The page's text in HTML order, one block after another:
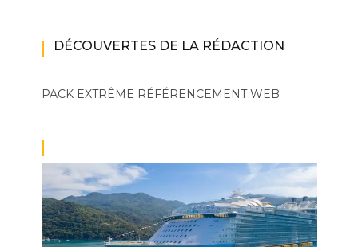
DÉCOUVERTES DE LA RÉDACTION
PACK EXTRÊME RÉFÉRENCEMENT WEB